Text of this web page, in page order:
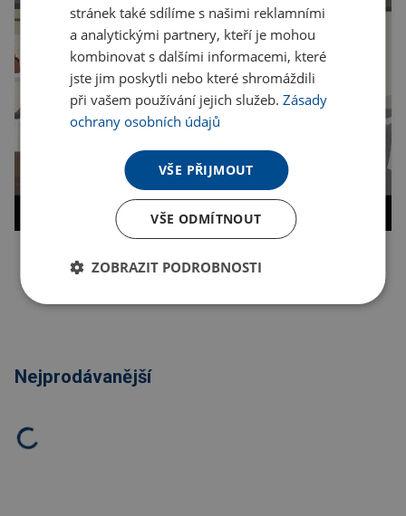
Kopírovat odkaz
Nejprodávanější
stránek také sdílíme s našimi reklamními
a analytickými partnery, kteří je mohou
kombinovat s dalšími informacemi, které
jste jim poskytli nebo které shromáždili
při vašem používání jejich služeb.Zásady
ochrany osobních údajů
VŠE PŘIJMOUT
VŠE ODMÍTNOUT
ZOBRAZIT PODROBNOSTI